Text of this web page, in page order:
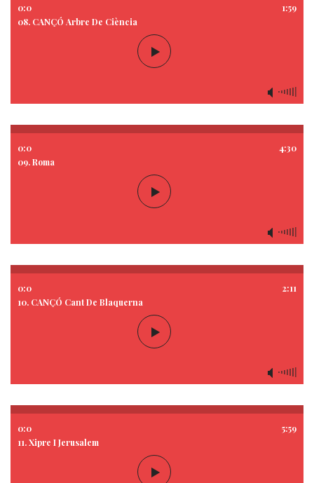
0:0
1:59
08. CANÇÓ Arbre De Ciència
0:0
4:30
09. Roma
0:0
2:11
10. CANÇÓ Cant De Blaquerna
0:0
5:59
11. Xipre I Jerusalem